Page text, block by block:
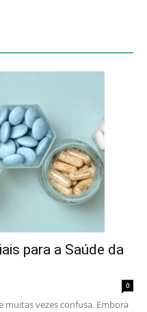
para a Saúde da
0
muitas vezes confusa. Embora